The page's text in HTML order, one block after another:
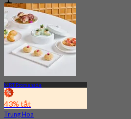
4.5
3.2K Đã đặt chỗ
TừS$ 54.35
MRT Promenade
43% tắt
Trung Hoa